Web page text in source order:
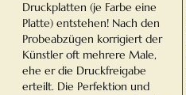
Druckplatten (je Farbe eine
Platte) entstehen! Nach den
Probeabzügen korrigiert der
Künstler oft mehrere Male,
ehe er die Druckfreigabe
erteilt. Die Perfektion und
schöpferische Möglichkeiten.
Die Bearbeitung der
Druckplatte bereitet keine
technischen Probleme und
gleicht in der Spontanität der